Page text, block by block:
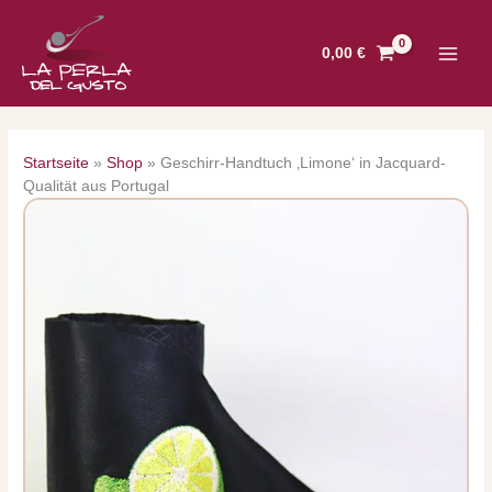
springen
0,00€
Startseite »Shop »Geschirr-Handtuch ‚Limone‘ in Jacquard-
Qualität aus Portugal